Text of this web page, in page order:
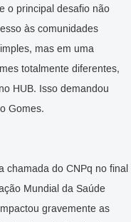
o principal desafio não
às comunidades
mas em uma
totalmente diferentes,
HUB. Isso demandou
Gomes.
chamada do CNPq no final
Mundial da Saúde
gravemente as